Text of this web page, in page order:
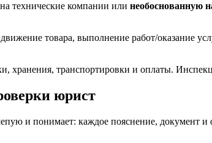
технические компании или необоснованную
товара, выполнение работ/оказание
хранения, транспортировки и оплаты.
юрист
и понимает: каждое пояснение, документ